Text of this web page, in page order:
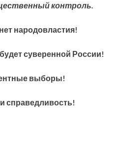
контроль.
народовластия!
суверенной России!
выборы!
справедливость!